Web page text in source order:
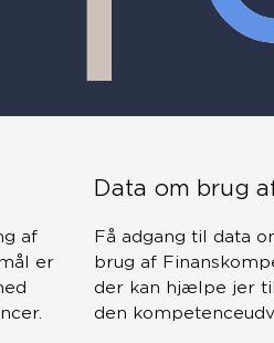
af
er
Data om brug
Få adgang til data
brug af
der kan hjælpe jer
den